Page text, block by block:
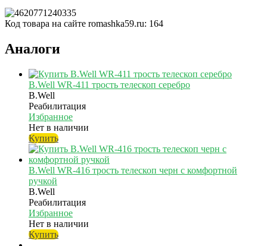
Код товара на сайте romashka59.ru: 164
Аналоги
B.Well WR-411 трость телескоп серебро
B.Well
Реабилитация
Избранное
Нет в наличии
Купить
B.Well WR-416 трость телескоп черн с комфортной
ручкой
B.Well
Реабилитация
Избранное
Нет в наличии
Купить